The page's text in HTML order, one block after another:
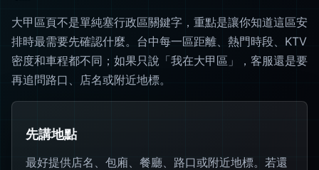
大甲區頁不是單純塞行政區關鍵字，重點是讓你知道這區安
排時最需要先確認什麼。台中每一區距離、熱門時段、KTV
密度和車程都不同；如果只說「我在大甲區」，客服還是要
再追問路口、店名或附近地標。
先講地點
最好提供店名、包廂、餐廳、路口或附近地標。若還